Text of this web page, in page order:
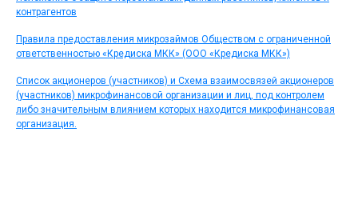
контрагентов
Правила предоставления микрозаймов Обществом с ограниченной
ответственностью «Кредиска МКК» (ООО «Кредиска МКК»)
Список акционеров (участников) и Схема взаимосвязей акционеров
(участников) микрофинансовой организации и лиц, под контролем
либо значительным влиянием которых находится микрофинансовая
организация.